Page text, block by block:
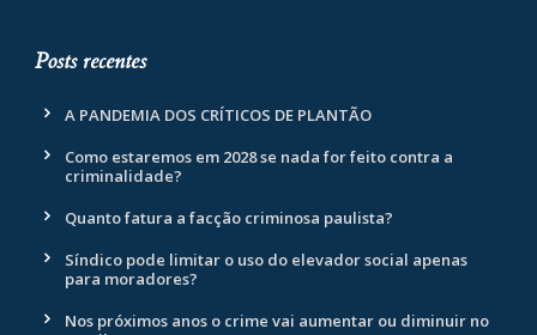
Posts recentes
A PANDEMIA DOS CRÍTICOS DE PLANTÃO
Como estaremos em 2028 se nada for feito contra a
criminalidade?
Quanto fatura a facção criminosa paulista?
Síndico pode limitar o uso do elevador social apenas
para moradores?
Nos próximos anos o crime vai aumentar ou diminuir no